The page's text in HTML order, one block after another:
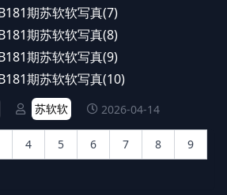
苏软软 2026-04-14
4 5 6 7 8
9